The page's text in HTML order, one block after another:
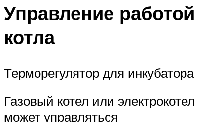
Управление работой
котла
Терморегулятор для инкубатора
Газовый котел или электрокотел
может управляться